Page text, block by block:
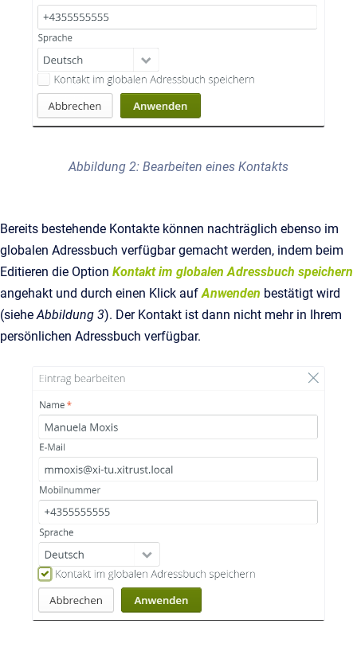
Abbildung 2: Bearbeiten eines Kontakts
Bereits bestehende Kontakte können nachträglich ebenso im
globalen Adressbuch verfügbar gemacht werden, indem beim
Editieren die Option Kontakt im globalen Adressbuch speichern
angehakt und durch einen Klick auf Anwenden bestätigt wird
(siehe Abbildung 3). Der Kontakt ist dann nicht mehr in Ihrem
persönlichen Adressbuch verfügbar.